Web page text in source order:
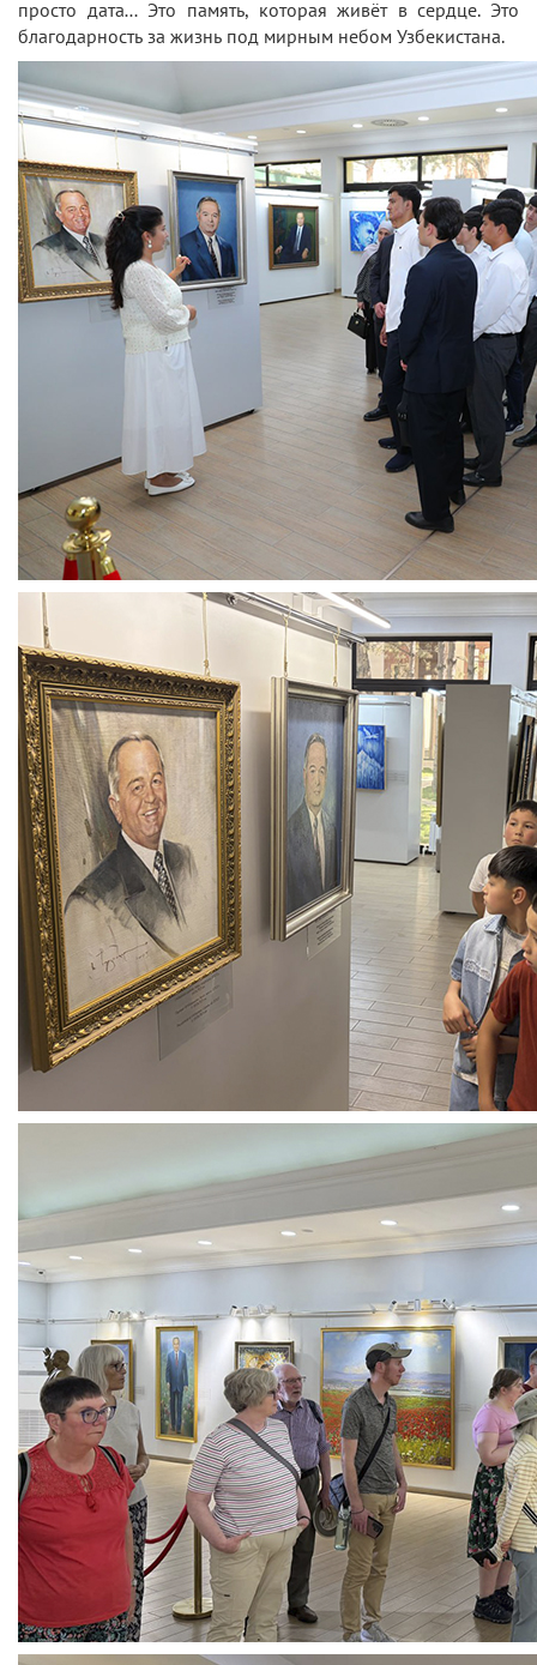
просто дата… Это память, которая живёт в сердце. Это
благодарность за жизнь под мирным небом Узбекистана.